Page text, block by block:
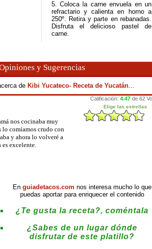
5. Coloca la carne envuela en un
refractario y calienta en horno a
250º. Retira y parte en rebanadas.
Disfruta el delicioso pastel de
carne.
y Sugerencias
de Kibi Yucateco- Receta de Yucatán...
nos cocinaba muy
comíamos crudo con
y ahora lo volveré a
es excelente.
En guiadetacos.com nos interesa mucho lo que
puedas aportar para enriquecer el contenido
¿Te gusta la receta?, coméntala
¿Sabes de un lugar dónde
disfrutar de este platillo?